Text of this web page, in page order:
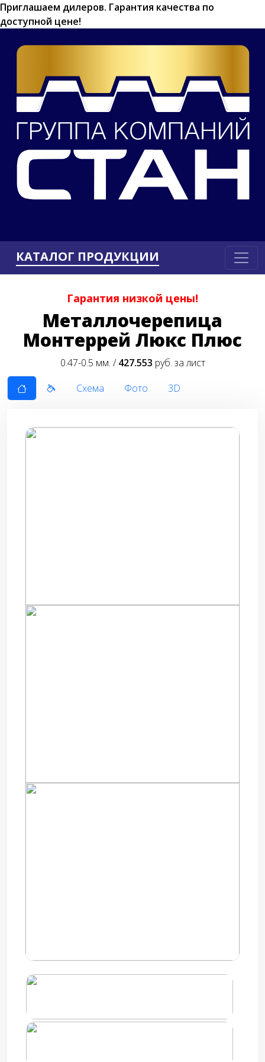
Приглашаем дилеров. Гарантия качества по
доступной цене!
КАТАЛОГ ПРОДУКЦИИ
Гарантия низкой цены!
Металлочерепица
Монтеррей Люкс Плюс
0.47-0.5 мм. /427.553 руб. за лист
Схема
Фото 3D